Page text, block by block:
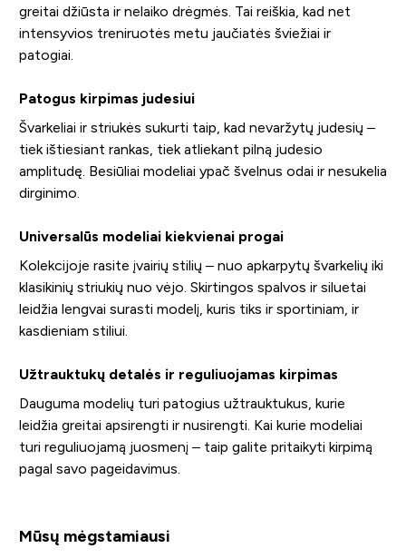
greitai džiūsta ir nelaiko drėgmės. Tai reiškia, kad net
intensyvios treniruotės metu jaučiatės šviežiai ir
patogiai.
Patogus kirpimas judesiui
Švarkeliai ir striukės sukurti taip, kad nevaržytų judesių –
tiek ištiesiant rankas, tiek atliekant pilną judesio
amplitudę. Besiūliai modeliai ypač švelnus odai ir nesukelia
dirginimo.
Universalūs modeliai kiekvienai progai
Kolekcijoje rasite įvairių stilių – nuo apkarpytų švarkelių iki
klasikinių striukių nuo vėjo. Skirtingos spalvos ir siluetai
leidžia lengvai surasti modelį, kuris tiks ir sportiniam, ir
kasdieniam stiliui.
Užtrauktukų detalės ir reguliuojamas kirpimas
Dauguma modelių turi patogius užtrauktukus, kurie
leidžia greitai apsirengti ir nusirengti. Kai kurie modeliai
turi reguliuojamą juosmenį – taip galite pritaikyti kirpimą
pagal savo pageidavimus.
Mūsų mėgstamiausi